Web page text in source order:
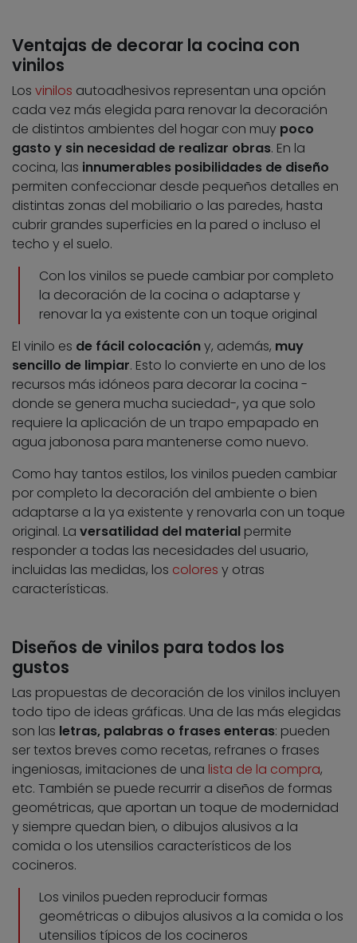
Ventajas de decorar la cocina con
vinilos
Los vinilos autoadhesivos representan una opción
cada vez más elegida para renovar la decoración
de distintos ambientes del hogar con muy poco
gasto y sin necesidad de realizar obras. En la
cocina, las innumerables posibilidades de diseño
permiten confeccionar desde pequeños detalles en
distintas zonas del mobiliario o las paredes, hasta
cubrir grandes superficies en la pared o incluso el
techo y el suelo.
Con los vinilos se puede cambiar por completo
la decoración de la cocina o adaptarse y
renovar la ya existente con un toque original
El vinilo es de fácil colocacióny, además, muy
sencillo de limpiar. Esto lo convierte en uno de los
recursos más idóneos para decorar la cocina -
donde se genera mucha suciedad-, ya que solo
requiere la aplicación de un trapo empapado en
agua jabonosa para mantenerse como nuevo.
Como hay tantos estilos, los vinilos pueden cambiar
por completo la decoración del ambiente o bien
adaptarse a la ya existente y renovarla con un toque
original. La versatilidad del material permite
responder a todas las necesidades del usuario,
incluidas las medidas, los colores y otras
características.
Diseños de vinilos para todos los
gustos
Las propuestas de decoración de los vinilos incluyen
todo tipo de ideas gráficas. Una de las más elegidas
son las letras, palabras o frases enteras: pueden
ser textos breves como recetas, refranes o frases
ingeniosas, imitaciones de una lista de la compra,
etc. También se puede recurrir a diseños de formas
geométricas, que aportan un toque de modernidad
y siempre quedan bien, o dibujos alusivos a la
comida o los utensilios característicos de los
cocineros.
Los vinilos pueden reproducir formas
geométricas o dibujos alusivos a la comida o los
utensilios típicos de los cocineros